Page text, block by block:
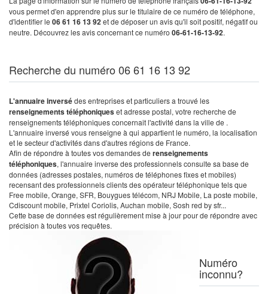
vous permet d'en apprendre plus sur le titulaire de ce numéro de téléphone,
d'identifier le 06 61 16 13 92et de déposer un avis qu'il soit positif, négatif ou
neutre. Découvrez les avis concernant ce numéro 06-61-16-13-92.
Recherche du numéro 06 61 16 13 92
L'annuaire inversédes entreprises et particuliers a trouvé les
renseignements téléphoniqueset adresse postal, votre recherche de
renseignements téléphoniques concernait l'activité dans la ville de .
L'annuaire inversé vous renseigne à qui appartient le numéro, la localisation
et le secteur d'activités dans d'autres régions de France.
Afin de répondre à toutes vos demandes de renseignements
téléphoniques, l'annuaire inverse des professionnels consulte sa base de
données (adresses postales, numéros de téléphones fixes et mobiles)
recensant des professionnels clients des opérateur téléphonique tels que
Free mobile, Orange, SFR, Bouygues télécom, NRJ Mobile, La poste mobile,
Cdiscount mobile, Prixtel Coriolis, Auchan mobile, Sosh red by sfr...
Cette base de données est régulièrement mise à jour pour de répondre avec
précision à toutes vos requêtes.
Numéro
inconnu?